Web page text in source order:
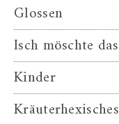
Glossen
Isch möschte das
Kinder
Kräuterhexisches